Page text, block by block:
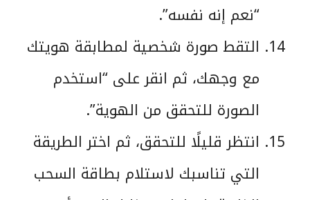
“نعم إنه نفسه”.
التقط صورة شخصية لمطابقة هويتك
مع وجهك، ثم انقر على “استخدم
الصورة للتحقق من الهوية”.
انتظر قليلًا للتحقق، ثم اختر الطريقة
التي تناسبك لاستلام بطاقة السحب